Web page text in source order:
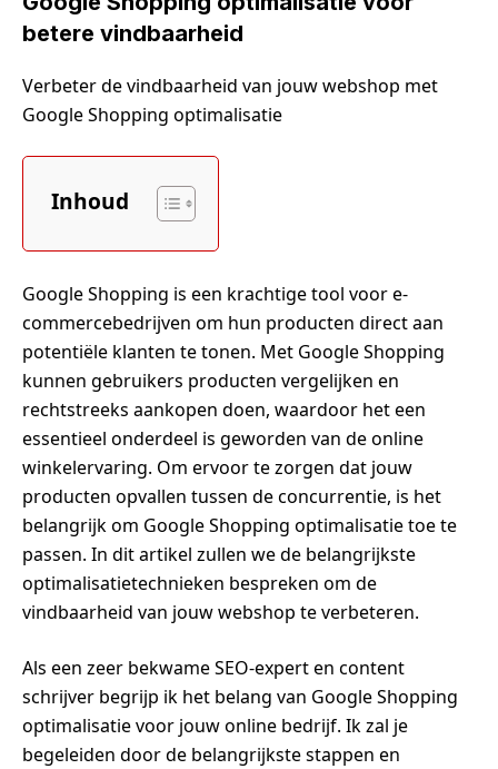
betere vindbaarheid
Verbeter de vindbaarheid van jouw webshop met
Google Shopping optimalisatie
Inhoud
Google Shopping is een krachtige tool voor e-
commercebedrijven om hun producten direct aan
potentiële klanten te tonen. Met Google Shopping
kunnen gebruikers producten vergelijken en
rechtstreeks aankopen doen, waardoor het een
essentieel onderdeel is geworden van de online
winkelervaring. Om ervoor te zorgen dat jouw
producten opvallen tussen de concurrentie, is het
belangrijk om Google Shopping optimalisatie toe te
passen. In dit artikel zullen we de belangrijkste
optimalisatietechnieken bespreken om de
vindbaarheid van jouw webshop te verbeteren.
Als een zeer bekwame SEO-expert en content
schrijver begrijp ik het belang van Google Shopping
optimalisatie voor jouw online bedrijf. Ik zal je
begeleiden door de belangrijkste stappen en